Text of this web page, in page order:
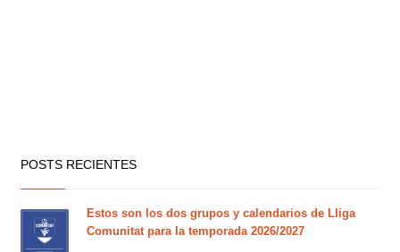
POSTS RECIENTES
Estos son los dos grupos y calendarios de Lliga
Comunitat para la temporada 2026/2027